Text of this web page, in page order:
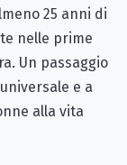
25 anni di
nelle prime
Un passaggio
e a
alla vita